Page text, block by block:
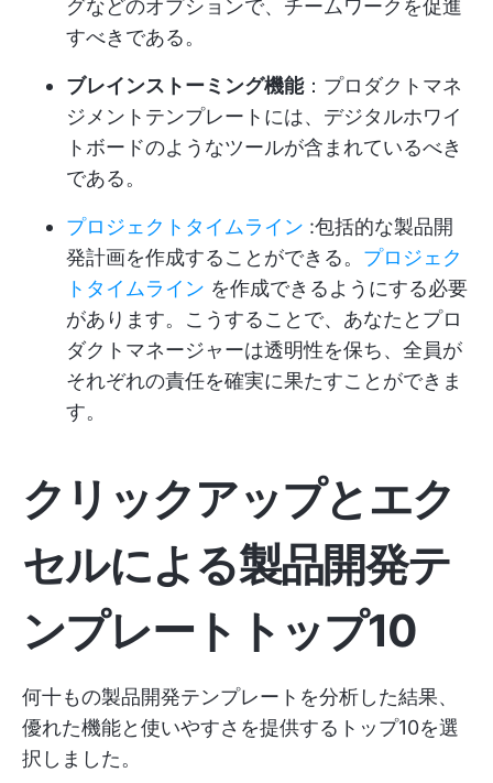
グなどのオプションで、チームワークを促進
すべきである。
ブレインストーミング機能：プロダクトマネ
ジメントテンプレートには、デジタルホワイ
トボードのようなツールが含まれているべき
である。
プロジェクトタイムライン :包括的な製品開
発計画を作成することができる。 プロジェク
トタイムライン を作成できるようにする必要
があります。こうすることで、あなたとプロ
ダクトマネージャーは透明性を保ち、全員が
それぞれの責任を確実に果たすことができま
す。
クリックアップとエク
セルによる製品開発テ
ンプレートトップ10
何十もの製品開発テンプレートを分析した結果、
優れた機能と使いやすさを提供するトップ10を選
択しました。